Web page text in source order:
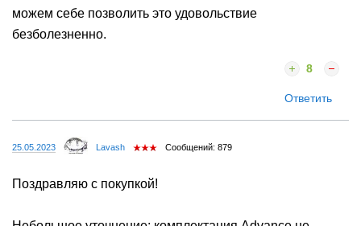
можем себе позволить это удовольствие
безболезненно.
8
Ответить
25.05.2023 Lavash Сообщений: 879
Поздравляю с покупкой!